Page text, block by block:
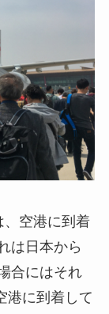
、空港に到着
は日本から
合にはそれ
港に到着して